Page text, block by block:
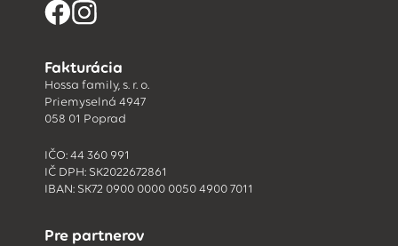
Fakturácia
Hossa family, s. r. o.
Priemyselná 4947
058 01 Poprad
IČO: 44 360 991
IČ DPH: SK2022672861
IBAN: SK72 0900 0000 0050 4900 7011
Pre partnerov